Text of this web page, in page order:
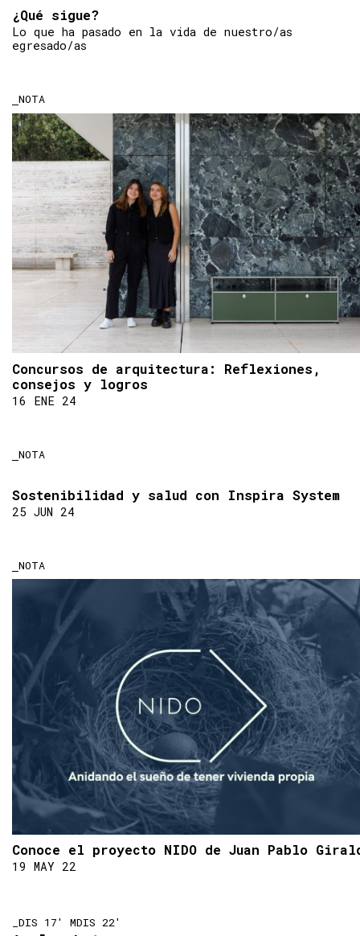
¿Qué sigue?
Lo que ha pasado en la vida de nuestro/as
egresado/as
NOTA
Concursos de arquitectura: Reflexiones,
consejos y logros
16 ENE 24
NOTA
Sostenibilidad y salud con Inspira System
25 JUN 24
NOTA
Conoce el proyecto NIDO de Juan Pablo
19 MAY 22
_DIS 17' MDIS 22'